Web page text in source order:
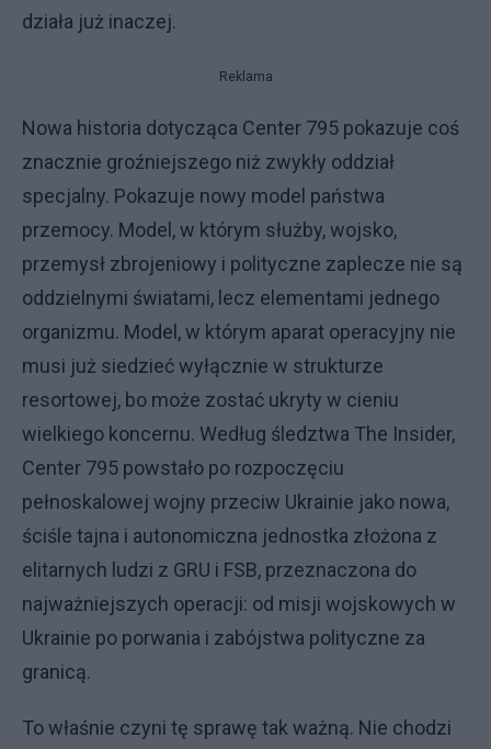
działa już inaczej.
Reklama
Nowa historia dotycząca Center 795 pokazuje coś
znacznie groźniejszego niż zwykły oddział
specjalny. Pokazuje nowy model państwa
przemocy. Model, w którym służby, wojsko,
przemysł zbrojeniowy i polityczne zaplecze nie są
oddzielnymi światami, lecz elementami jednego
organizmu. Model, w którym aparat operacyjny nie
musi już siedzieć wyłącznie w strukturze
resortowej, bo może zostać ukryty w cieniu
wielkiego koncernu. Według śledztwa The Insider,
Center 795 powstało po rozpoczęciu
pełnoskalowej wojny przeciw Ukrainie jako nowa,
ściśle tajna i autonomiczna jednostka złożona z
elitarnych ludzi z GRU i FSB, przeznaczona do
najważniejszych operacji: od misji wojskowych w
Ukrainie po porwania i zabójstwa polityczne za
granicą.
To właśnie czyni tę sprawę tak ważną. Nie chodzi